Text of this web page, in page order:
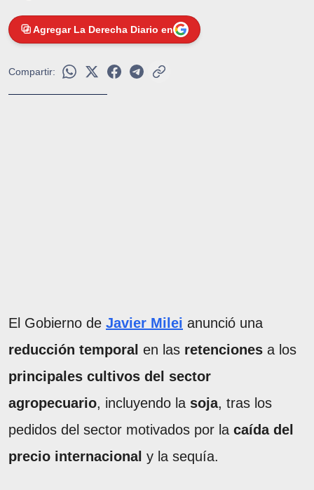
Agregar La Derecha Diario en
Compartir:
El Gobierno de Javier Milei anunció una
reducción temporal en las retenciones a los
principales cultivos del sector
agropecuario, incluyendo la soja, tras los
pedidos del sector motivados por la caída del
precio internacional y la sequía.